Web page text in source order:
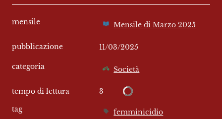
mensile Mensile di Marzo 2025
pubblicazione 11/03/2025
categoria Società
tempo di lettura 3
tag femminicidio